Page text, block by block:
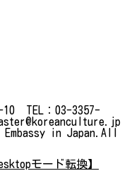
10 TEL：03-3357-
in Japan.All
モード転換】